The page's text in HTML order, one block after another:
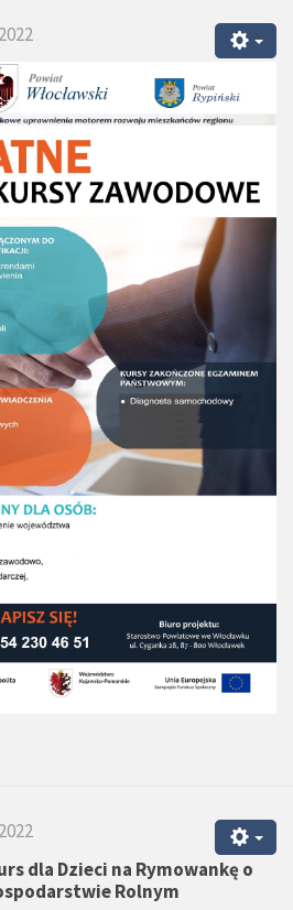
dla Dzieci na Rymowankę o
Rolnym